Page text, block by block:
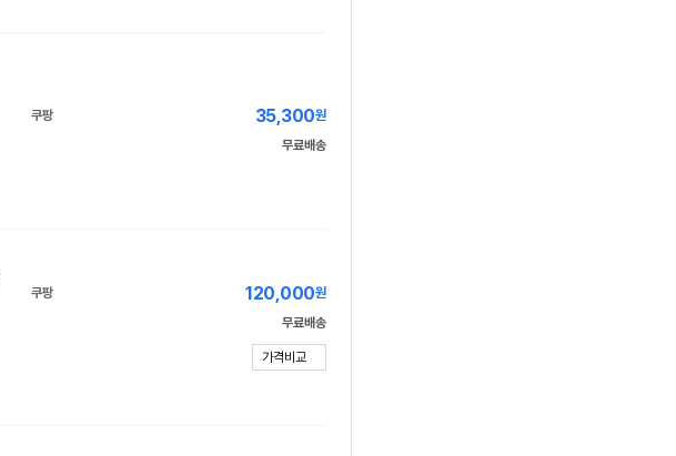
쿠팡 35,300원
무료배송
쿠팡 120,000원
무료배송
가격비교